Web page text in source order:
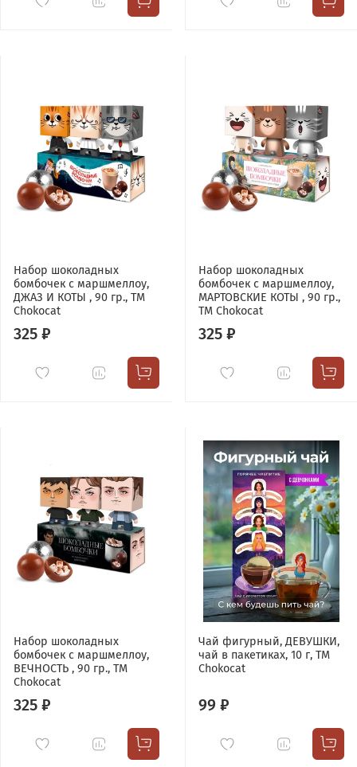
Набор шоколадных
бомбочек с маршмеллоу,
ДЖАЗ И КОТЫ , 90 гр., ТМ
Chokocat
325 ₽
Набор шоколадных
бомбочек с маршмеллоу,
МАРТОВСКИЕ КОТЫ , 90 гр.,
ТМ Chokocat
325 ₽
Набор шоколадных
бомбочек с маршмеллоу,
ВЕЧНОСТЬ , 90 гр., ТМ
Chokocat
325 ₽
Чай фигурный, ДЕВУШКИ,
чай в пакетиках, 10 г, TM
Chokocat
99 ₽